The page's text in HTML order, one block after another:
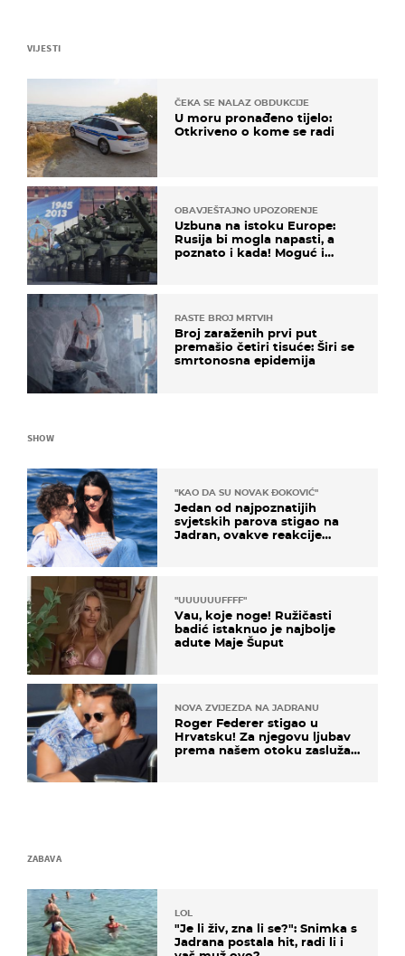
VIJESTI
ČEKA SE NALAZ OBDUKCIJE
U moru pronađeno tijelo:
Otkriveno o kome se radi
OBAVJEŠTAJNO UPOZORENJE
Uzbuna na istoku Europe:
Rusija bi mogla napasti, a
poznato i kada! Moguć i
RASTE BROJ MRTVIH
Broj zaraženih prvi put
premašio četiri tisuće: Širi se
smrtonosna epidemija
SHOW
"KAO DA SU NOVAK ĐOKOVIĆ"
Jedan od najpoznatijih
svjetskih parova stigao na
Jadran, ovakve reakcije
"UUUUUUFFFF"
Vau, koje noge! Ružičasti
badić istaknuo je najbolje
adute Maje Šuput
NOVA ZVIJEZDA NA JADRANU
Roger Federer stigao u
Hrvatsku! Za njegovu ljubav
prema našem otoku zaslužan
ZABAVA
LOL
"Je li živ, zna li se?": Snimka s
Jadrana postala hit, radi li i